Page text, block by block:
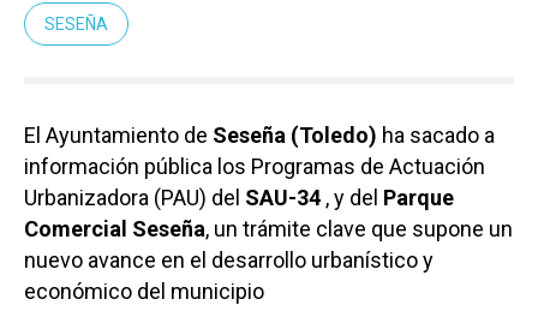
SESEÑA
El Ayuntamiento de Seseña (Toledo) ha sacado a
información pública los Programas de Actuación
Urbanizadora (PAU) del SAU-34 , y del Parque
Comercial Seseña, un trámite clave que supone un
nuevo avance en el desarrollo urbanístico y
económico del municipio